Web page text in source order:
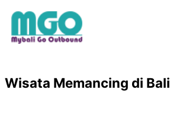
Skip
content
Wisata Memancing di Bali